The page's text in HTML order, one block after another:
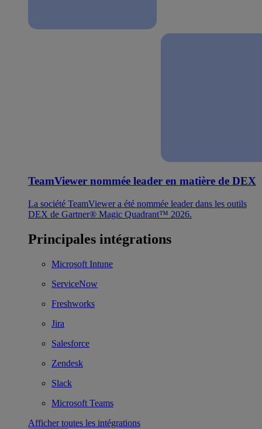
TeamViewer nommée leader en matière de DEX
La société TeamViewer a été nommée leader dans les outils
DEX de Gartner® Magic Quadrant™ 2026.
Principales intégrations
Microsoft Intune
ServiceNow
Freshworks
Jira
Salesforce
Zendesk
Slack
Microsoft Teams
Afficher toutes les intégrations